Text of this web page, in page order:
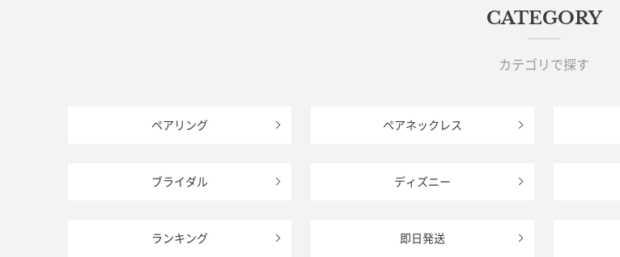
CATEGORY
カテゴリで探す
ペアリング ペアネックレス
ブライダル ディズニー
ランキング 即日発送